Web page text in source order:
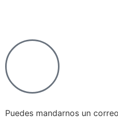
Puedes mandarnos un